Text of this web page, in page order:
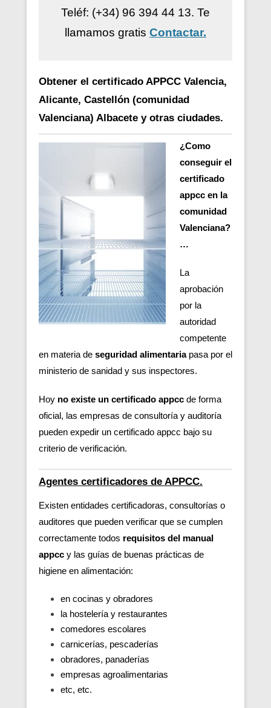
Teléf: (+34) 96 394 44 13. Te
llamamos gratis Contactar.
Obtener el certificado APPCC Valencia,
Alicante, Castellón (comunidad
Valenciana) Albacete y otras ciudades.
¿Como
conseguir el
certificado
appcc en la
comunidad
Valenciana?
…
La
aprobación
por la
autoridad
competente
en materia de seguridad alimentaria pasa por el
ministerio de sanidad y sus inspectores.
Hoy no existe un certificado appcc de forma
oficial, las empresas de consultoría y auditoría
pueden expedir un certificado appcc bajo su
criterio de verificación.
Agentes certificadores de APPCC.
Existen entidades certificadoras, consultorías o
auditores que pueden verificar que se cumplen
correctamente todos requisitos del manual
appcc y las guías de buenas prácticas de
higiene en alimentación:
en cocinas y obradores
la hostelería y restaurantes
comedores escolares
carnicerías, pescaderías
obradores, panaderías
empresas agroalimentarias
etc, etc.